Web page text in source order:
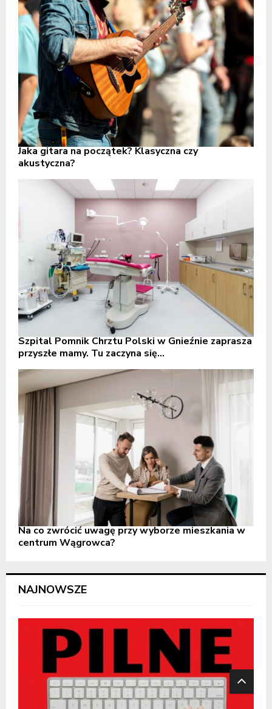
Jaka gitara na początek? Klasyczna czy
akustyczna?
Szpital Pomnik Chrztu Polski w Gnieźnie zaprasza
przyszłe mamy. Tu zaczyna się...
Na co zwrócić uwagę przy wyborze mieszkania w
centrum Wągrowca?
NAJNOWSZE